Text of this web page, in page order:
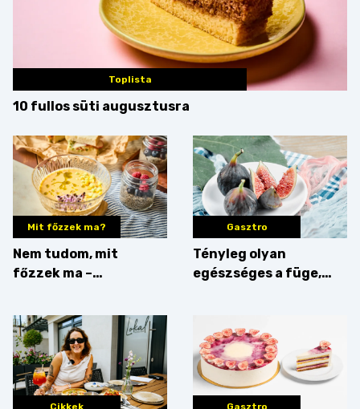
Toplista
10 fullos süti augusztusra
Mit főzzek ma?
Nem tudom, mit
főzzek ma –
Gasztro
Tényleg olyan
egészséges a füge,